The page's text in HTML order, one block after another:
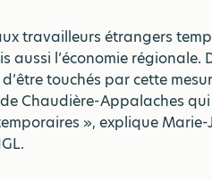
travailleurs étrangers
aussi l’économie régionale.
touchés par cette
Chaudière-Appalaches
», explique Marie-